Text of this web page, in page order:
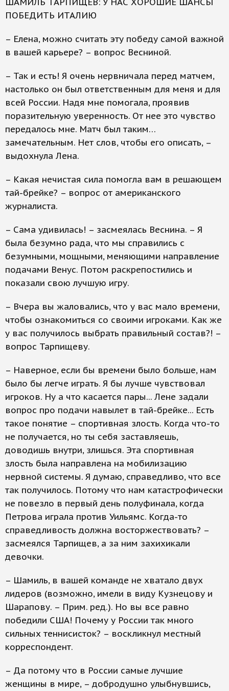
ПОБЕДИТЬ ИТАЛИЮ
– Елена, можно считать эту победу самой важной
в вашей карьере? – вопрос Весниной.
– Так и есть! Я очень нервничала перед матчем,
настолько он был ответственным для меня и для
всей России. Надя мне помогала, проявив
поразительную уверенность. От нее это чувство
передалось мне. Матч был таким…
замечательным. Нет слов, чтобы его описать, –
выдохнула Лена.
– Какая нечистая сила помогла вам в решающем
тай-брейке? – вопрос от американского
журналиста.
– Сама удивилась! – засмеялась Веснина. – Я
была безумно рада, что мы справились с
безумными, мощными, меняющими направление
подачами Венус. Потом раскрепостились и
показали свою лучшую игру.
– Вчера вы жаловались, что у вас мало времени,
чтобы ознакомиться со своими игроками. Как же
у вас получилось выбрать правильный состав?! –
вопрос Тарпищеву.
– Наверное, если бы времени было больше, нам
было бы легче играть. Я бы лучше чувствовал
игроков. Ну а что касается пары... Лене задали
вопрос про подачи навылет в тай-брейке... Есть
такое понятие – спортивная злость. Когда что-то
не получается, но ты себя заставляешь,
доводишь внутри, злишься. Эта спортивная
злость была направлена на мобилизацию
нервной системы. Я думаю, справедливо, что все
так получилось. Потому что нам катастрофически
не повезло в первый день полуфинала, когда
Петрова играла против Уильямс. Когда-то
справедливость должна восторжествовать? –
засмеялся Тарпищев, а за ним захихикали
девочки.
– Шамиль, в вашей команде не хватало двух
лидеров (возможно, имели в виду Кузнецову и
Шарапову. – Прим. ред.). Но вы все равно
победили США! Почему у России так много
сильных теннисисток? – воскликнул местный
корреспондент.
– Да потому что в России самые лучшие
женщины в мире, – добродушно улыбнувшись,